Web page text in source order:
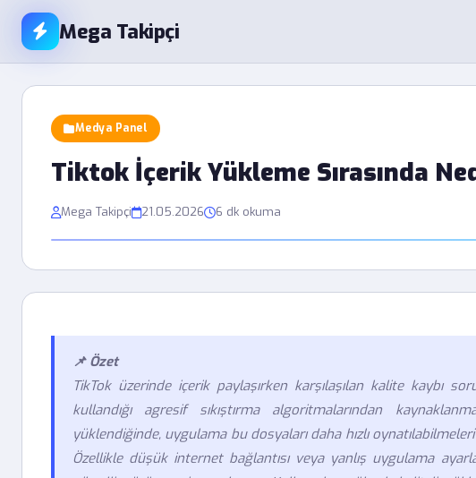
Mega Takipçi
Medya Panel
Tiktok İçerik Yükleme Sırasında
Mega Takipçi 21.05.2026 6 dk okuma
📌 Özet
TikTok üzerinde içerik paylaşırken karşılaşılan kalite kaybı
kullandığı agresif sıkıştırma algoritmalarından
yüklendiğinde, uygulama bu dosyaları daha hızlı
Özellikle düşük internet bağlantısı veya yanlış uygulama